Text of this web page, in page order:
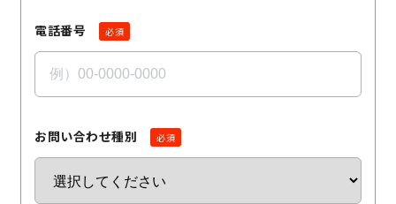
電話番号 必須
お問い合わせ種別 必須